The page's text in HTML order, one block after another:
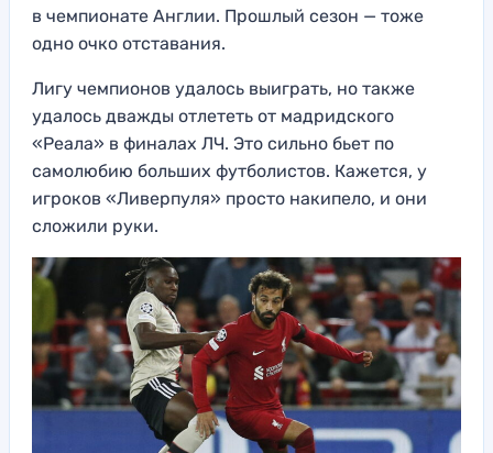
в чемпионате Англии. Прошлый сезон — тоже
одно очко отставания.
Лигу чемпионов удалось выиграть, но также
удалось дважды отлететь от мадридского
«Реала» в финалах ЛЧ. Это сильно бьет по
самолюбию больших футболистов. Кажется, у
игроков «Ливерпуля» просто накипело, и они
сложили руки.